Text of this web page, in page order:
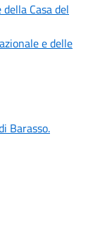
Casa del
e delle
Barasso.